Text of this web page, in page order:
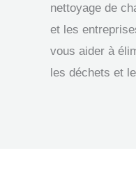
nettoyage de
et les
vous aider à
les déchets et